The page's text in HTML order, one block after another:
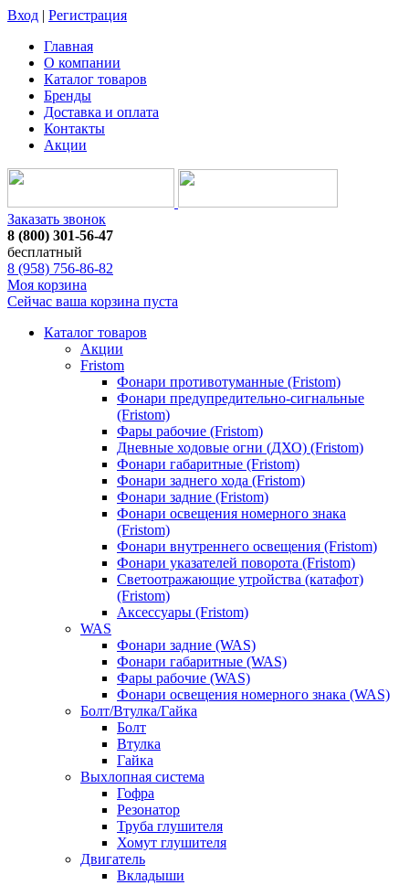
Вход | Регистрация
Главная
О компании
Каталог товаров
Бренды
Доставка и оплата
Контакты
Акции
Заказать звонок
8 (800) 301-56-47
бесплатный
8 (958) 756-86-82
Моя корзина
Сейчас ваша корзина пуста
Каталог товаров
Акции
Fristom
Фонари противотуманные (Fristom)
Фонари предупредительно-сигнальные
(Fristom)
Фары рабочие (Fristom)
Дневные ходовые огни (ДХО) (Fristom)
Фонари габаритные (Fristom)
Фонари заднего хода (Fristom)
Фонари задние (Fristom)
Фонари освещения номерного знака
(Fristom)
Фонари внутреннего освещения (Fristom)
Фонари указателей поворота (Fristom)
Светоотражающие утройства (катафот)
(Fristom)
Аксессуары (Fristom)
WAS
Фонари задние (WAS)
Фонари габаритные (WAS)
Фары рабочие (WAS)
Фонари освещения номерного знака (WAS)
Болт/Втулка/Гайка
Болт
Втулка
Гайка
Выхлопная система
Гофра
Резонатор
Труба глушителя
Хомут глушителя
Двигатель
Вкладыши